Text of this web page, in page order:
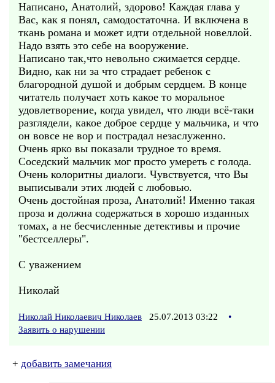
Написано, Анатолий, здорово! Каждая глава у
Вас, как я понял, самодостаточна. И включена в
ткань романа и может идти отдельной новеллой.
Надо взять это себе на вооружение.
Написано так,что невольно сжимается сердце.
Видно, как ни за что страдает ребенок с
благородной душой и добрым сердцем. В конце
читатель получает хоть какое то моральное
удовлетворение, когда увидел, что люди всё-таки
разглядели, какое доброе сердце у мальчика, и что
он вовсе не вор и пострадал незаслуженно.
Очень ярко вы показали трудное то время.
Соседский мальчик мог просто умереть с голода.
Очень колоритны диалоги. Чувствуется, что Вы
выписывали этих людей с любовью.
Очень достойная проза, Анатолий! Именно такая
проза и должна содержаться в хорошо изданных
томах, а не бесчисленные детективы и прочие
"бестселлеры".
С уважением
Николай
Николай Николаевич Николаев 25.07.2013 03:22
•
Заявить о нарушении
+ добавить замечания